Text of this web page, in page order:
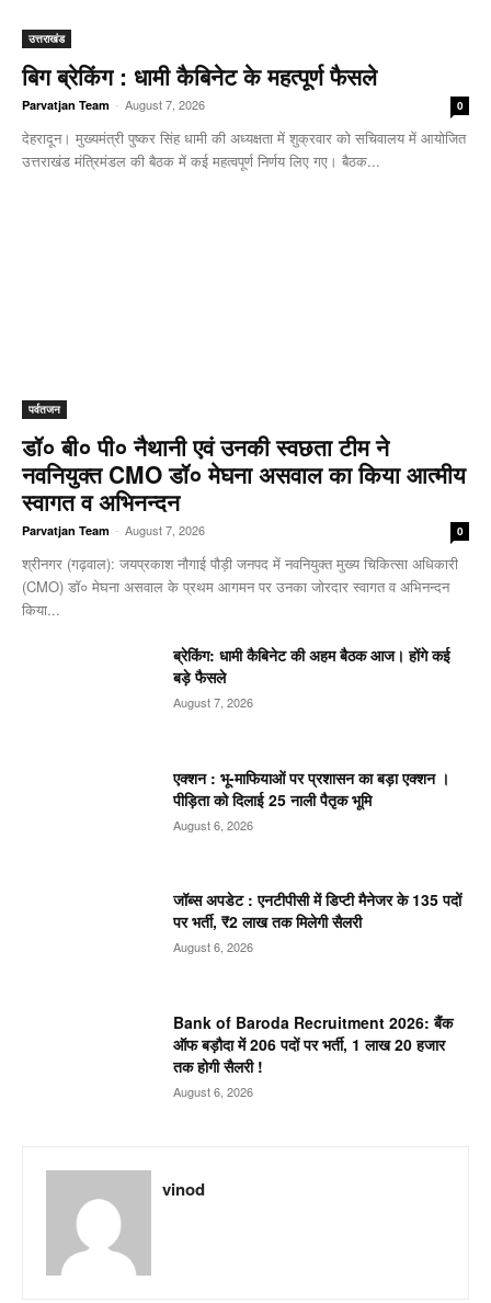
उत्तराखंड
बिग ब्रेकिंग : धामी कैबिनेट के महत्पूर्ण फैसले
Parvatjan Team - August 7, 2026 0
देहरादून। मुख्यमंत्री पुष्कर सिंह धामी की अध्यक्षता में शुक्रवार को सचिवालय में आयोजित
उत्तराखंड मंत्रिमंडल की बैठक में कई महत्वपूर्ण निर्णय लिए गए। बैठक...
पर्वतजन
डॉ० बी० पी० नैथानी एवं उनकी स्वछता टीम ने
नवनियुक्त CMO डॉ० मेघना असवाल का किया आत्मीय
स्वागत व अभिनन्दन
Parvatjan Team - August 7, 2026 0
श्रीनगर (गढ़वाल): जयप्रकाश नौगाई ​पौड़ी जनपद में नवनियुक्त मुख्य चिकित्सा अधिकारी
(CMO) डॉ० मेघना असवाल के प्रथम आगमन पर उनका जोरदार स्वागत व अभिनन्दन
किया...
ब्रेकिंग: धामी कैबिनेट की अहम बैठक आज। होंगे कई
बड़े फैसले
August 7, 2026
एक्शन : भू-माफियाओं पर प्रशासन का बड़ा एक्शन ।
पीड़िता को दिलाई 25 नाली पैतृक भूमि
August 6, 2026
जॉब्स अपडेट : एनटीपीसी में डिप्टी मैनेजर के 135 पदों
पर भर्ती, ₹2 लाख तक मिलेगी सैलरी
August 6, 2026
Bank of Baroda Recruitment 2026: बैंक
ऑफ बड़ौदा में 206 पदों पर भर्ती, 1 लाख 20 हजार
तक होगी सैलरी !
August 6, 2026
vinod